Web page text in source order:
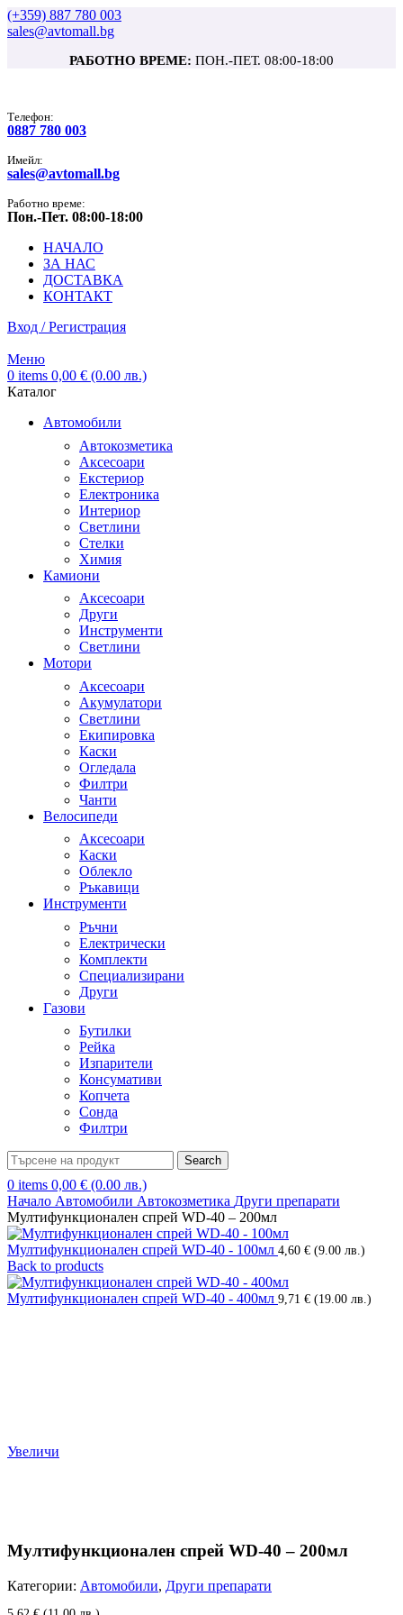
(+359) 887 780 003
sales@avtomall.bg
РАБОТНО ВРЕМЕ: ПОН.-ПЕТ. 08:00-18:00
Tелефон:
0887 780 003
Имейл:
sales@avtomall.bg
Работно време:
Пон.-Пет. 08:00-18:00
НАЧАЛО
ЗА НАС
ДОСТАВКА
КОНТАКТ
Вход / Регистрация
Меню
0 items 0,00 € (0.00 лв.)
Каталог
Автомобили
Автокозметика
Аксесоари
Екстериор
Електроника
Интериор
Светлини
Стелки
Химия
Камиони
Аксесоари
Други
Инструменти
Светлини
Мотори
Аксесоари
Акумулатори
Светлини
Екипировка
Каски
Огледала
Филтри
Чанти
Велосипеди
Аксесоари
Каски
Облекло
Ръкавици
Инструменти
Ръчни
Електрически
Комплекти
Специализирани
Други
Газови
Бутилки
Рейка
Изпарители
Консумативи
Копчета
Сонда
Филтри
Search
0 items 0,00 € (0.00 лв.)
Начало Автомобили Автокозметика Други препарати
Мултифункционален спрей WD-40 – 200мл
Мултифункционален спрей WD-40 - 100мл 4,60 € (9.00 лв.)
Back to products
Мултифункционален спрей WD-40 - 400мл 9,71 € (19.00 лв.)
Увеличи
Мултифункционален спрей WD-40 – 200мл
Категории: Автомобили, Други препарати